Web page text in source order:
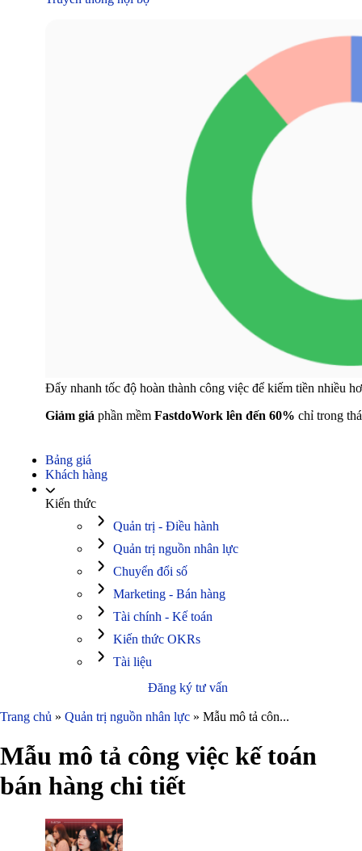
Đẩy nhanh tốc độ hoàn thành công việc để kiếm tiền nhiều
Giảm giá phần mềm FastdoWork lên đến 60% chỉ trong
Bảng giá
Khách hàng
Kiến thức
Quản trị - Điều hành
Quản trị nguồn nhân lực
Chuyển đổi số
Marketing - Bán hàng
Tài chính - Kế toán
Kiến thức OKRs
Tài liệu
Đăng ký tư vấn
Trang chủ » Quản trị nguồn nhân lực » Mẫu mô tả côn...
Mẫu mô tả công việc kế toán
bán hàng chi tiết